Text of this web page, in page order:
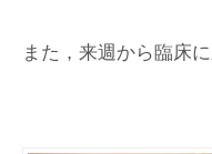
また，来週から臨床